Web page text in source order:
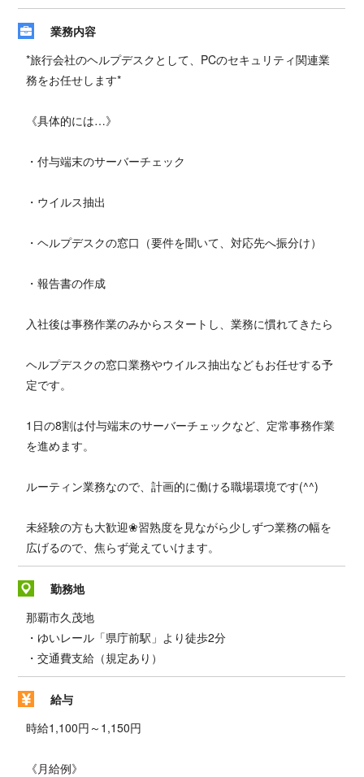
業務内容
*旅行会社のヘルプデスクとして、PCのセキュリティ関連業
務をお任せします*
《具体的には…》
・付与端末のサーバーチェック
・ウイルス抽出
・ヘルプデスクの窓口（要件を聞いて、対応先へ振分け）
・報告書の作成
入社後は事務作業のみからスタートし、業務に慣れてきたら
ヘルプデスクの窓口業務やウイルス抽出などもお任せする予
定です。
1日の8割は付与端末のサーバーチェックなど、定常事務作業
を進めます。
ルーティン業務なので、計画的に働ける職場環境です(^^)
未経験の方も大歓迎❀習熟度を見ながら少しずつ業務の幅を
広げるので、焦らず覚えていけます。
勤務地
那覇市久茂地
・ゆいレール「県庁前駅」より徒歩2分
・交通費支給（規定あり）
給与
時給1,100円～1,150円
《月給例》